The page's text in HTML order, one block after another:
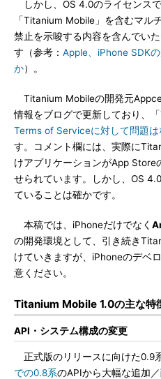
しかし、OS 4.0のライセンス
「Titanium Mobile」を含むマル
禁止を示唆する内容を含んでい
す（参考： Apple、iPhone SDK
か）。
Titanium Mobileの開発元
情報をブログで更新しており、「
Terms of Serviceに対して問題は
す。コメント欄には、実際に
けアプリケーションがApp Store
せられています。しかし、OS
ていることは確かです。
本稿では、iPhoneだけでなく
の開発環境として、引き続き
けていきますが、iPhoneのデベ
意ください。
Titanium Mobile 1.0の主な特
API・システム構成の変更
正式版のリリースに向けた0.9
での0.8系のAPIから大幅な追加